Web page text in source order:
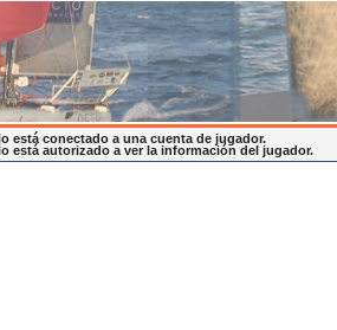
está conectado a una cuenta de jugador.
está autorizado a ver la información del jugador.